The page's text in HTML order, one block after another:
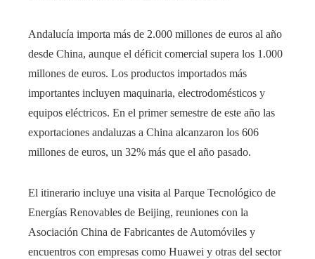
Andalucía importa más de 2.000 millones de euros al año
desde China, aunque el déficit comercial supera los 1.000
millones de euros. Los productos importados más
importantes incluyen maquinaria, electrodomésticos y
equipos eléctricos. En el primer semestre de este año las
exportaciones andaluzas a China alcanzaron los 606
millones de euros, un 32% más que el año pasado.
El itinerario incluye una visita al Parque Tecnológico de
Energías Renovables de Beijing, reuniones con la
Asociación China de Fabricantes de Automóviles y
encuentros con empresas como Huawei y otras del sector